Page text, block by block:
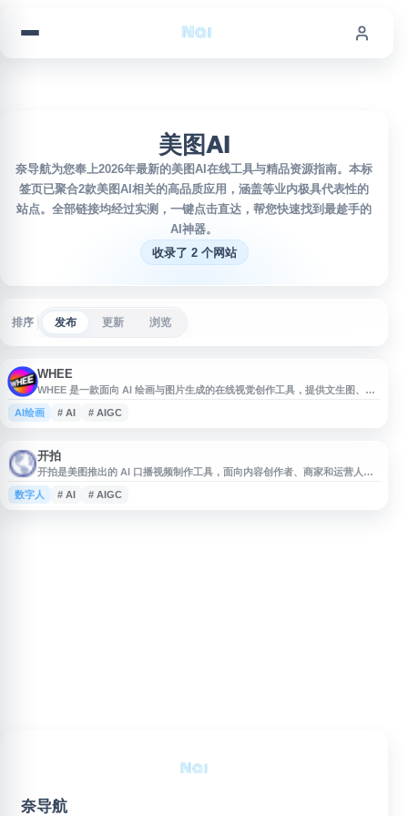
美图AI
奈导航为您奉上2026年最新的美图AI在线工具与精品资源指南。本标
签页已聚合2款美图AI相关的高品质应用，涵盖等业内极具代表性的
站点。全部链接均经过实测，一键点击直达，帮您快速找到最趁手的
AI神器。
收录了 2 个网站
排序 发布 更新 浏览
WHEE
WHEE 是一款面向 AI 绘画与图片生成的在线视觉创作工具，提供文生图、图
像生成及多种 AI 修图功能，适合设计、内容创作、灵感探索等场景。用户可
通过自然语言描述需求快速生成或编辑图片，降低视觉创作门槛。平台还设有
AI绘画 # AI # AIGC
开拍
开拍是美图推出的 AI 口播视频制作工具，面向内容创作者、商家和运营人
员，支持通过 AIGC 技术生成适用于宣传、讲解、营销等场景的口播视频。平
台聚焦降低视频制作门槛，帮助用户更高效地完成文案到视频的内容生产。
数字人 # AI # AIGC
奈导航